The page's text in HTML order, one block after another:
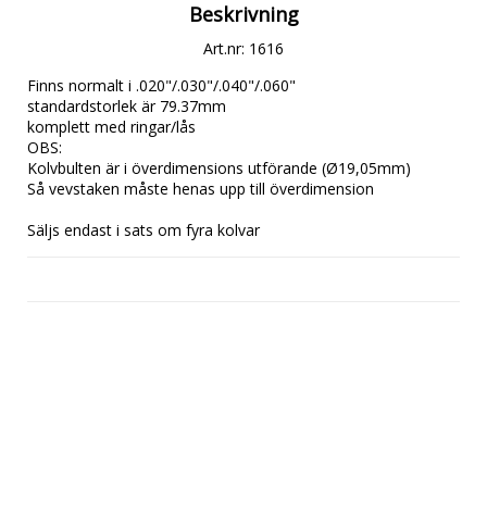
Beskrivning
Art.nr: 1616
Finns normalt i .020"/.030"/.040"/.060"
standardstorlek är 79.37mm
komplett med ringar/lås
OBS:
Kolvbulten är i överdimensions utförande (Ø19,05mm)
Så vevstaken måste henas upp till överdimension
Säljs endast i sats om fyra kolvar